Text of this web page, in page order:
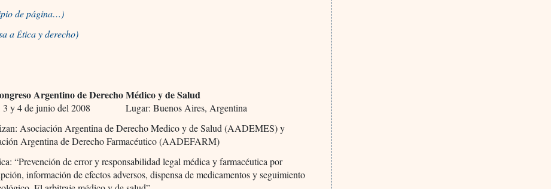
de página…)
a Ética y derecho)
Argentino de Derecho Médico y de Salud
3 y 4 de junio del 2008 Lugar: Buenos Aires, Argentina
Asociación Argentina de Derecho Medico y de Salud (AADEMES) y
Argentina de Derecho Farmacéutico (AADEFARM)
“Prevención de error y responsabilidad legal médica y farmacéutica por
información de efectos adversos, dispensa de medicamentos y seguimiento